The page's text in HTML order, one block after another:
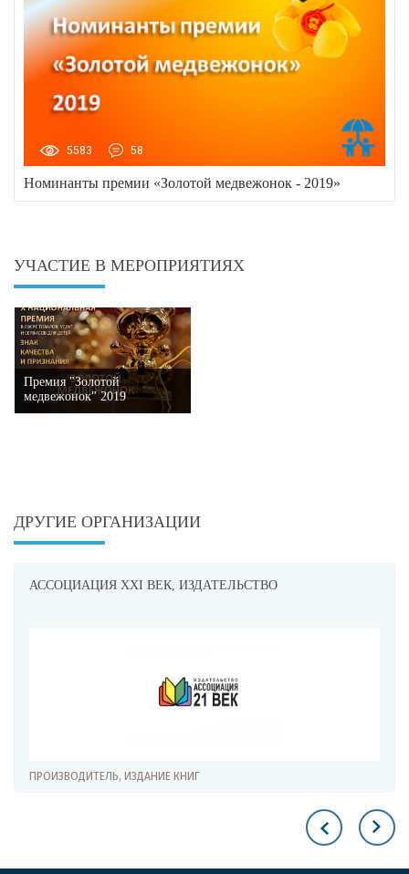
5583 58
Номинанты премии «Золотой медвежонок - 2019»
УЧАСТИЕ В МЕРОПРИЯТИЯХ
Премия "Золотой
медвежонок" 2019
ДРУГИЕ ОРГАНИЗАЦИИ
АССОЦИАЦИЯ XXI ВЕК, ИЗДАТЕЛЬСТВО
ПРОИЗВОДИТЕЛЬ, ИЗДАНИЕ КНИГ